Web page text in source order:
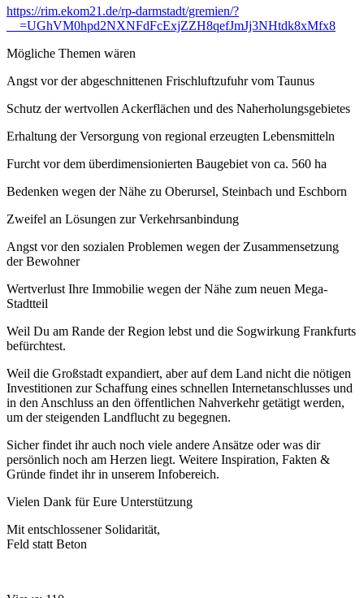
https://rim.ekom21.de/rp-darmstadt/gremien/?
__=UGhVM0hpd2NXNFdFcExjZZH8qefJmJj3NHtdk8xMfx8
Mögliche Themen wären
Angst vor der abgeschnittenen Frischluftzufuhr vom Taunus
Schutz der wertvollen Ackerflächen und des Naherholungsgebietes
Erhaltung der Versorgung von regional erzeugten Lebensmitteln
Furcht vor dem überdimensionierten Baugebiet von ca. 560 ha
Bedenken wegen der Nähe zu Oberursel, Steinbach und Eschborn
Zweifel an Lösungen zur Verkehrsanbindung
Angst vor den sozialen Problemen wegen der Zusammensetzung
der Bewohner
Wertverlust Ihre Immobilie wegen der Nähe zum neuen Mega-
Stadtteil
Weil Du am Rande der Region lebst und die Sogwirkung Frankfurts
befürchtest.
Weil die Großstadt expandiert, aber auf dem Land nicht die nötigen
Investitionen zur Schaffung eines schnellen Internetanschlusses und
in den Anschluss an den öffentlichen Nahverkehr getätigt werden,
um der steigenden Landflucht zu begegnen.
Sicher findet ihr auch noch viele andere Ansätze oder was dir
persönlich noch am Herzen liegt. Weitere Inspiration, Fakten &
Gründe findet ihr in unserem Infobereich.
Vielen Dank für Eure Unterstützung
Mit entschlossener Solidarität,
Feld statt Beton